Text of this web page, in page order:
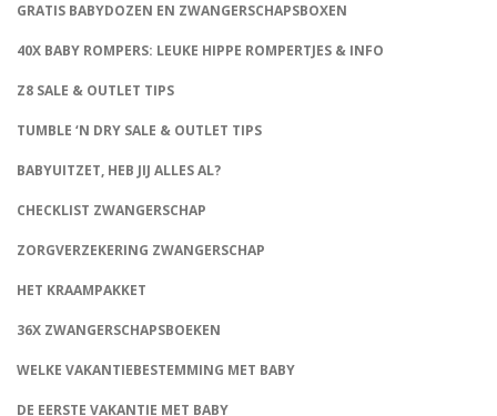
GRATIS BABYDOZEN EN ZWANGERSCHAPSBOXEN
40X BABY ROMPERS: LEUKE HIPPE ROMPERTJES & INFO
Z8 SALE & OUTLET TIPS
TUMBLE ‘N DRY SALE & OUTLET TIPS
BABYUITZET, HEB JIJ ALLES AL?
CHECKLIST ZWANGERSCHAP
ZORGVERZEKERING ZWANGERSCHAP
HET KRAAMPAKKET
36X ZWANGERSCHAPSBOEKEN
WELKE VAKANTIEBESTEMMING MET BABY
DE EERSTE VAKANTIE MET BABY